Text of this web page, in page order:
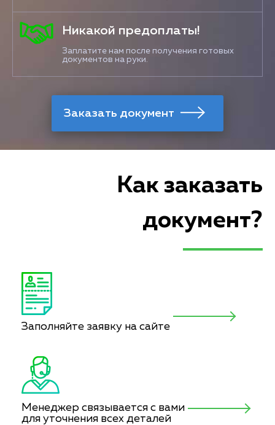
Никакой предоплаты!
Заплатите нам после получения готовых
документов на руки.
Как заказать
документ?
Заполняйте заявку на сайте
Менеджер связывается с вами
для уточнения всех деталей